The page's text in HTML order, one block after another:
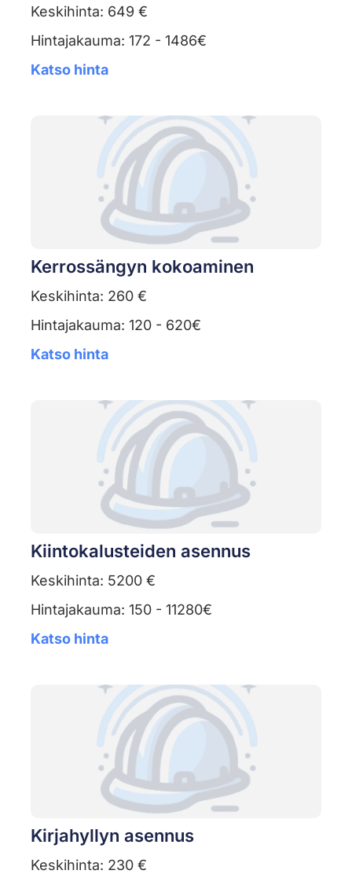
Keskihinta: 649 €
Hintajakauma: 172 - 1486€
Katso hinta
Kerrossängyn kokoaminen
Keskihinta: 260 €
Hintajakauma: 120 - 620€
Katso hinta
Kiintokalusteiden asennus
Keskihinta: 5200 €
Hintajakauma: 150 - 11280€
Katso hinta
Kirjahyllyn asennus
Keskihinta: 230 €